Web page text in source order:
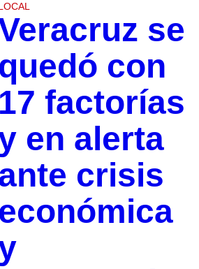
se
quedó con
17 factorías
en alerta
crisis